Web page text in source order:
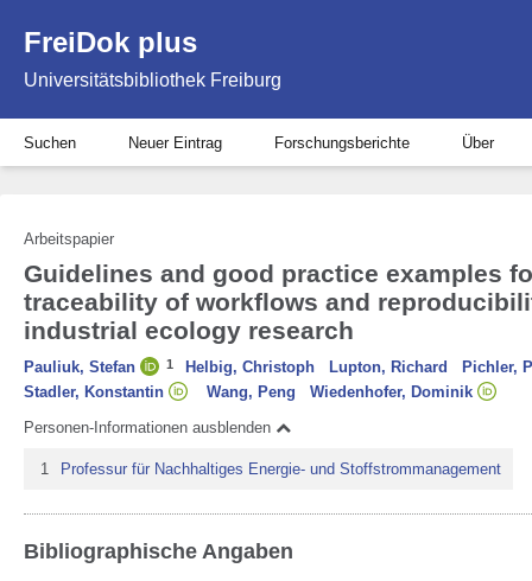
FreiDok plus
Universitätsbibliothek Freiburg
Suchen Neuer Eintrag Forschungsberichte Über
Arbeitspapier
Guidelines and good practice examples
traceability of workflows and
industrial ecology research
Pauliuk, Stefan 1 Helbig, Christoph Lupton, Richard
Pichler,
Stadler, Konstantin
Wang, Peng Wiedenhofer, Dominik
Personen-Informationen ausblenden
1 Professur für Nachhaltiges Energie- und Stoffstrommanagement
Bibliographische Angaben